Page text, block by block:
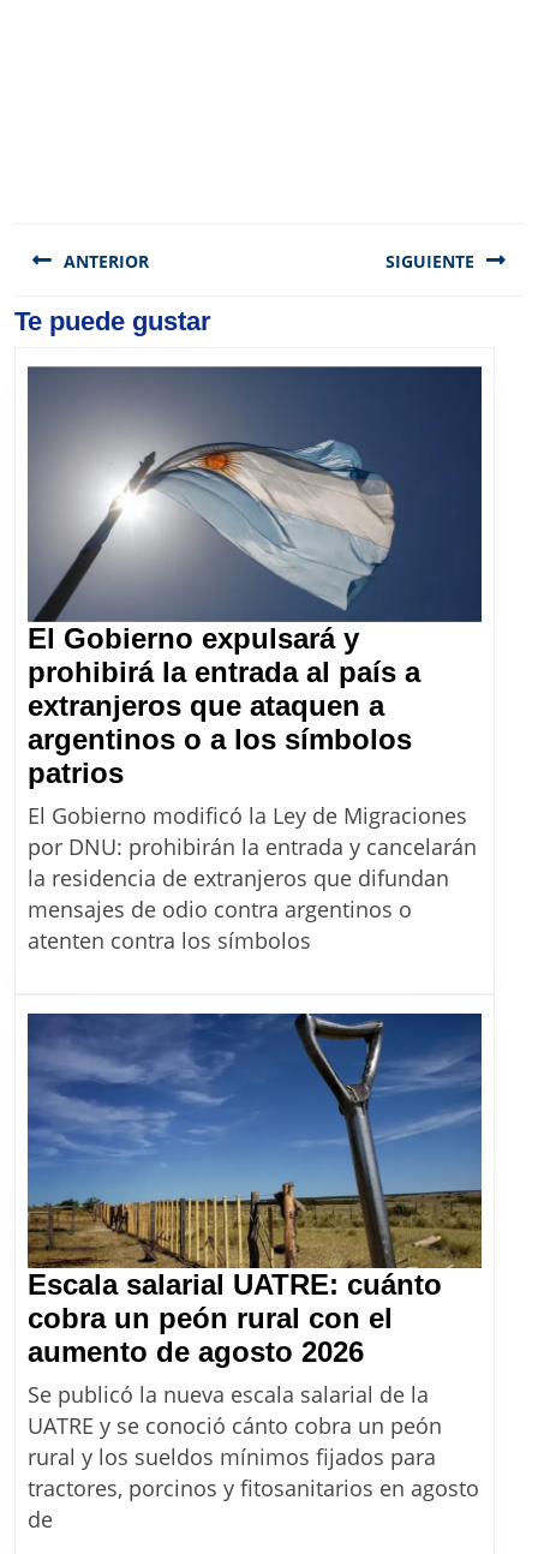
de
ANTERIOR
Previous
SIGUIENTE
Te puede gustar
El Gobierno expulsará y
prohibirá la entrada al país a
extranjeros que ataquen a
argentinos o a los símbolos
patriosEl
Gobierno
expulsará
y
prohibirá
la
al
a
extranjeros
que
ataquen
a
argentinos
o
a
los
símbolos
patrios
El Gobierno modificó la Ley de Migraciones
por DNU: prohibirán la entrada y cancelarán
la residencia de extranjeros que difundan
mensajes de odio contra argentinos o
atenten contra los símbolos
Escala salarial UATRE: cuánto
cobra un peón rural con el
aumento de agosto 2026Escala
salarial
UATRE:
cuánto
cobra
Se publicó la nueva escala salarial de la
UATRE y se conoció cánto cobra un peón
rural y los sueldos mínimos fijados para
tractores, porcinos y fitosanitarios en agosto
de